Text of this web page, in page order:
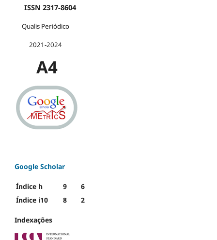
ISSN 2317-8604
Qualis Periódico
2021-2024
A4
Google Scholar
Índice h 9
6
Índice i10
8 2
Indexações